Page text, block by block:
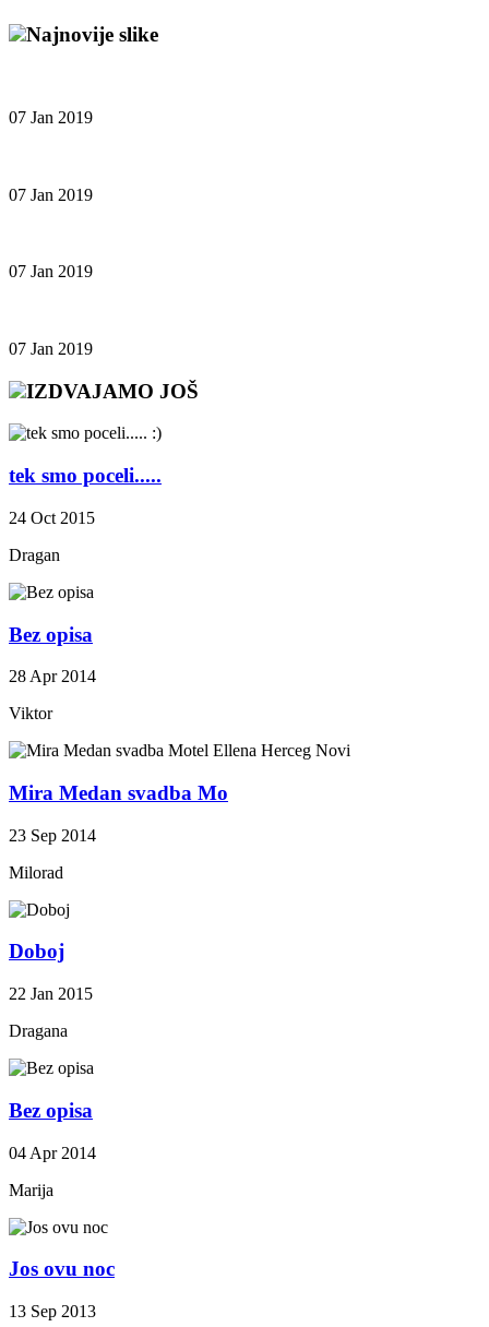
Najnovije slike
07 Jan 2019
07 Jan 2019
07 Jan 2019
07 Jan 2019
IZDVAJAMO JOŠ
tek smo poceli.....
24 Oct 2015
Dragan
Bez opisa
28 Apr 2014
Viktor
Mira Medan svadba Mo
23 Sep 2014
Milorad
Doboj
22 Jan 2015
Dragana
Bez opisa
04 Apr 2014
Marija
Jos ovu noc
13 Sep 2013